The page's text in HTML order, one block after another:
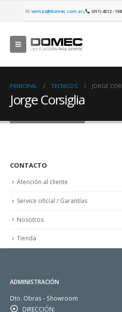
ventas@domec.com.ar| (011) 4312 -
PRINCIPAL TECNICOS JORGE
Jorge Corsiglia
CONTACTO
Atención al cliente
Service oficial / Garantías
Nosotros
Tienda
ADMINISTRACIÓN
Dto. Obras - Showroom
DIRECCIÓN: